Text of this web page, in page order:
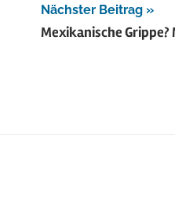
Nächster Beitrag
Mexikanische Grippe?